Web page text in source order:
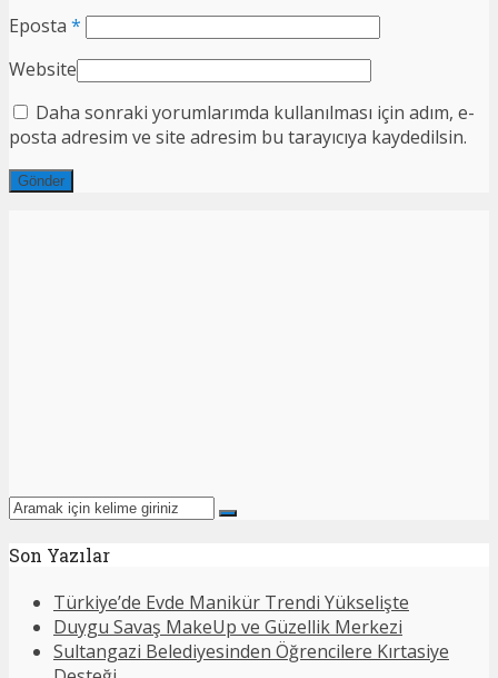
Eposta *
Website
Daha sonraki yorumlarımda kullanılması için adım, e-
posta adresim ve site adresim bu tarayıcıya kaydedilsin.
Son Yazılar
Türkiye’de Evde Manikür Trendi Yükselişte
Duygu Savaş MakeUp ve Güzellik Merkezi
Sultangazi Belediyesinden Öğrencilere Kırtasiye